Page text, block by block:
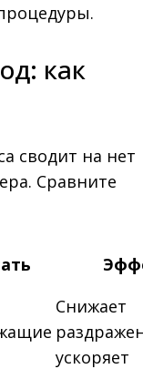
как
сводит на нет
Сравните
Снижает
ускоряет